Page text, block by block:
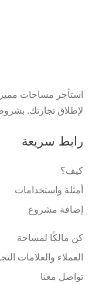
استأجر مساحات
لإطلاق تجارتك.
رابط سريعة
كيف؟
أمثلة واستخدامات
إضافة مشروع
كن مالكًا لمساحة
العملاء والعلامات
تواصل معنا